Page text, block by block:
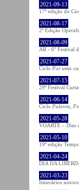
2021-09-13
17ª edição do
2021-08-17
2ª Edição
2021-08-09
AR - 6° Festival
2021-07-27
Ciclo Por uma
2021-07-15
29º Festival
2021-06-14
Ciclo Palavra,
2021-05-28
VOARTE – Dias
2021-05-10
19ª edição
2021-04-24
DIA DA
2021-03-23
Itinerários